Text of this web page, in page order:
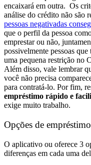
encaixará em outra. Os
análise do crédito não são
pessoas negativadas
que o perfil da pessoa
emprestar ou não,
possivelmente pessoas
uma pequena restrição no
Além disso, vale lembrar
você não precisa
para contratá-lo. Por fim,
empréstimo rápido e
exige muito trabalho.
Opções de
O aplicativo ou oferece 3
diferenças em cada uma